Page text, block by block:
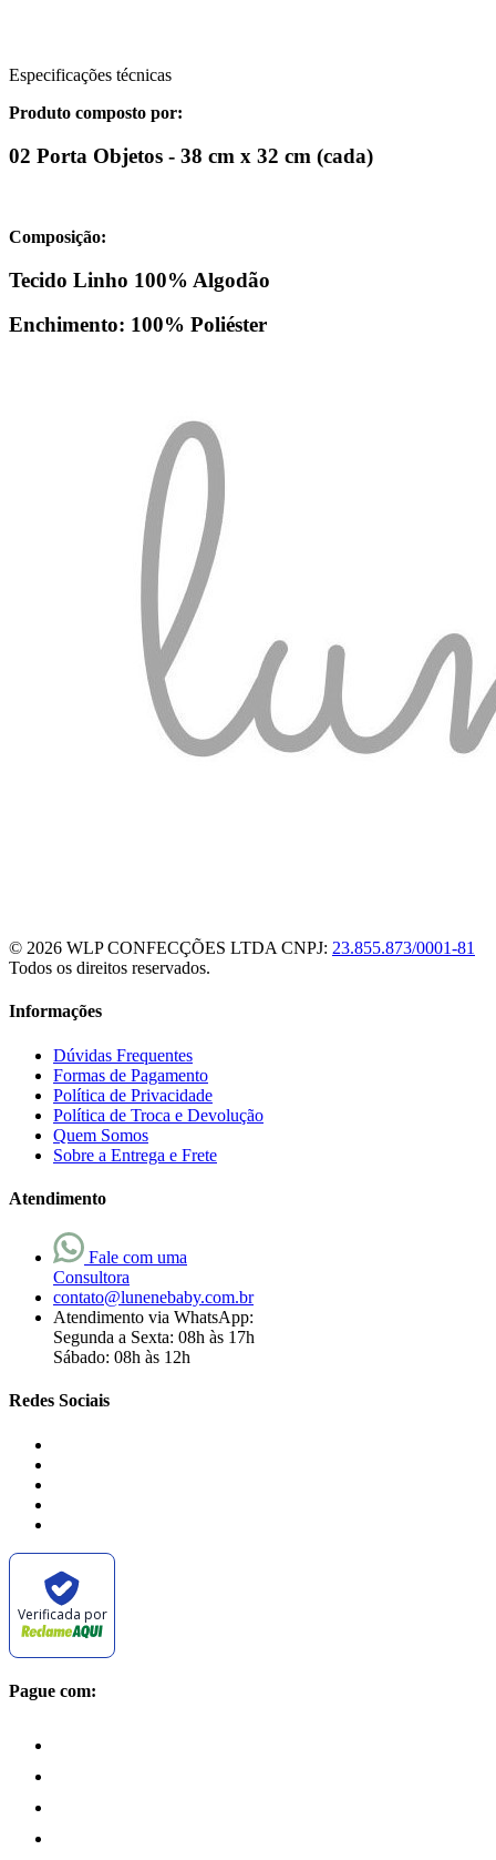
Especificações técnicas
Produto composto por:
02 Porta Objetos - 38 cm x 32 cm (cada)
Composição:
Tecido Linho 100% Algodão
Enchimento: 100% Poliéster
© 2026 WLP CONFECÇÕES LTDA CNPJ: 23.855.873/0001-81
Todos os direitos reservados.
Informações
Dúvidas Frequentes
Formas de Pagamento
Política de Privacidade
Política de Troca e Devolução
Quem Somos
Sobre a Entrega e Frete
Atendimento
Fale com uma
Consultora
contato@lunenebaby.com.br
Atendimento via WhatsApp:
Segunda a Sexta: 08h às 17h
Sábado: 08h às 12h
Redes Sociais
Verificada por
Pague com: